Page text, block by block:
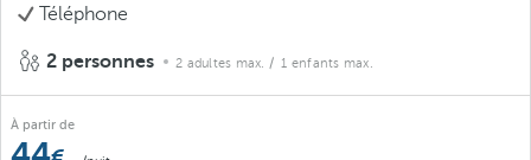
Téléphone
2 personnes 2 adultes max. / 1 enfants max.
À partir de